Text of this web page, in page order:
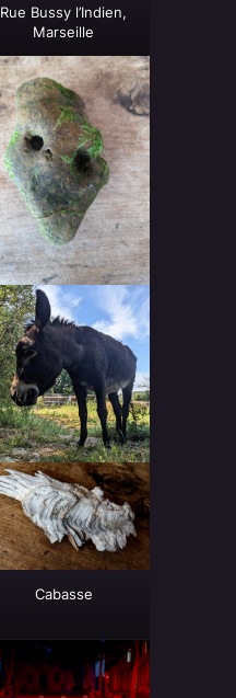
Rue Bussy l’Indien,
Marseille
Cabasse